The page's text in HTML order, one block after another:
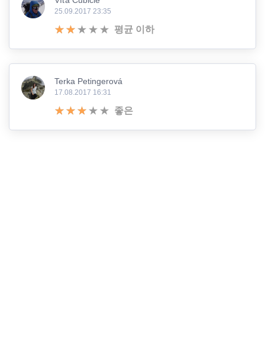
25.09.2017 23:35
평균 이하
Terka Petingerová
17.08.2017 16:31
좋은